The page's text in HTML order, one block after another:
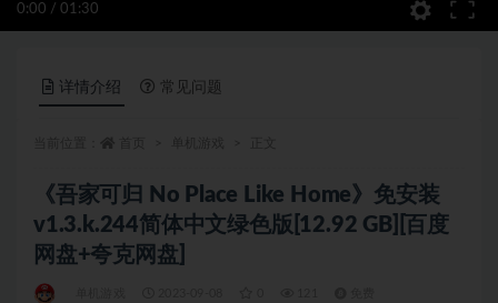
0:00 / 01:30
详情介绍 常见问题
《吾家可归 No Place Like Home》免安装
v1.3.k.244简体中文绿色版[12.92 GB][百度
网盘+夸克网盘]